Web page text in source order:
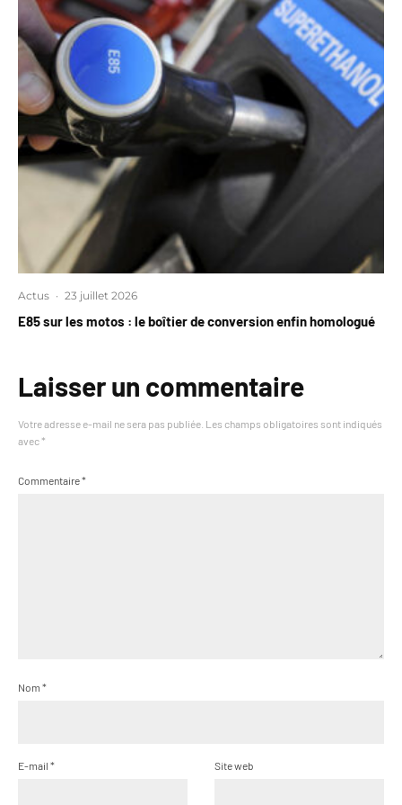
Actus · 23 juillet 2026
E85 sur les motos : le boîtier de conversion enfin homologué
Laisser un commentaire
Votre adresse e-mail ne sera pas publiée. Les champs obligatoires sont indiqués
avec *
Commentaire*
Nom *
E-mail * Site web